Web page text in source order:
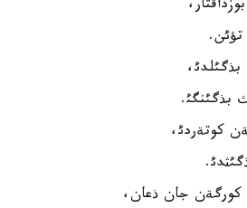
تؤئن.
بذگئنگئ.
كوتةردئ،
كورگةن جان ذعان،